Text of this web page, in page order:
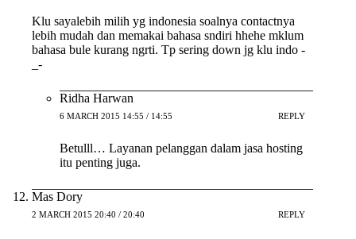
Klu sayalebih milih yg indonesia soalnya contactnya
lebih mudah dan memakai bahasa sndiri hhehe mklum
bahasa bule kurang ngrti. Tp sering down jg klu indo -
_-
Ridha Harwan
6 MARCH 2015 14:55 / 14:55 REPLY
Betulll… Layanan pelanggan dalam jasa hosting
itu penting juga.
Mas Dory
2 MARCH 2015 20:40 / 20:40 REPLY